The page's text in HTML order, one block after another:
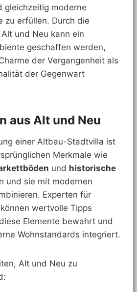
gleichzeitig moderne
zu erfüllen. Durch die
und Neu kann ein
geschaffen werden,
der Vergangenheit als
der Gegenwart
aus Alt und Neu
einer Altbau-Stadtvilla ist
Merkmale wie
und historische
und sie mit modernen
Experten für
können wertvolle Tipps
Elemente bewahrt und
Wohnstandards integriert.
Alt und Neu zu